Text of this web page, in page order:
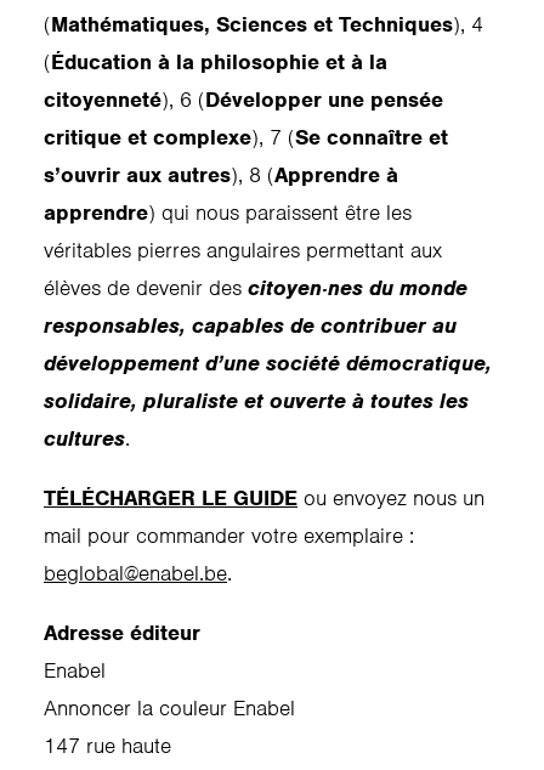
(Mathématiques, Sciences et Techniques), 4
(Éducation à la philosophie et à la
citoyenneté), 6 (Développer une pensée
critique et complexe), 7 (Se connaître et
s’ouvrir aux autres), 8 (Apprendre à
apprendre) qui nous paraissent être les
véritables pierres angulaires permettant aux
élèves de devenir des citoyen·nes du monde
responsables, capables de contribuer au
développement d’une société démocratique,
solidaire, pluraliste et ouverte à toutes les
cultures.
TÉLÉCHARGER LE GUIDE ou envoyez nous un
mail pour commander votre exemplaire :
beglobal@enabel.be.
Adresse éditeur
Enabel
Annoncer la couleur Enabel
147 rue haute